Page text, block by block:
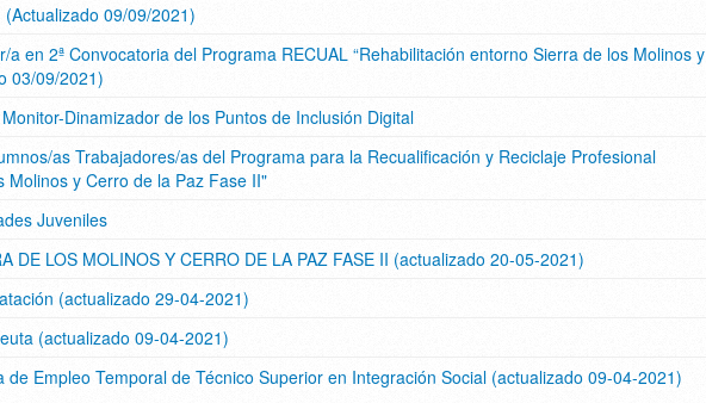
09/09/2021)
en 2ª Convocatoria del Programa RECUAL “Rehabilitación entorno Sierra de los Molinos y
03/09/2021)
Dinamizador de los Puntos de Inclusión Digital
as Trabajadores/as del Programa para la Recualificación y Reciclaje Profesional
y Cerro de la Paz Fase II"
Juveniles
DE LOS MOLINOS Y CERRO DE LA PAZ FASE II (actualizado 20-05-2021)
(actualizado 29-04-2021)
(actualizado 09-04-2021)
de Empleo Temporal de Técnico Superior en Integración Social (actualizado 09-04-2021)